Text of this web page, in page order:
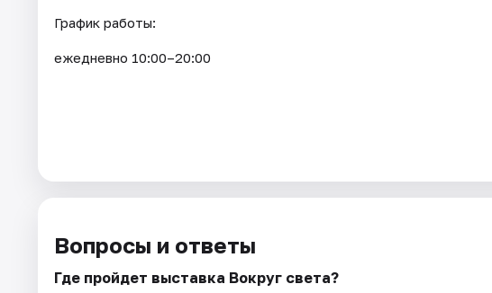
График работы:
ежедневно 10:00–20:00
Вопросы и ответы
Где пройдет выставка Вокруг света?